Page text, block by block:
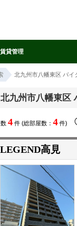
賃貸管理
北九州市八幡東区 バイ
北九州市八幡東区
4 件 (総部屋数： 4 件)
LEGEND高見